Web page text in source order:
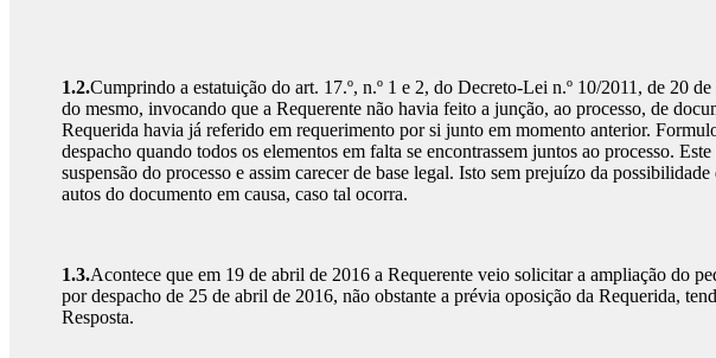
1.2.Cumprindo a estatuição do art. 17.º, n.º 1 e 2, do Decreto-Lei n.º 10/2011, de 20
do mesmo, invocando que a Requerente não havia feito a junção, ao processo, de
Requerida havia já referido em requerimento por si junto em momento anterior.
despacho quando todos os elementos em falta se encontrassem juntos ao processo.
suspensão do processo e assim carecer de base legal. Isto sem prejuízo da
autos do documento em causa, caso tal ocorra.
1.3.Acontece que em 19 de abril de 2016 a Requerente veio solicitar a ampliação do
por despacho de 25 de abril de 2016, não obstante a prévia oposição da Requerida,
Resposta.